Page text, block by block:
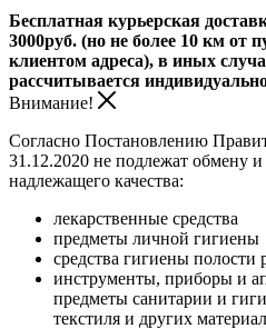
Бесплатная курьерская
3000руб. (но не более 10 км от
клиентом адреса), в иных
рассчитывается
Внимание!
Согласно Постановлению
31.12.2020 не подлежат обмену
надлежащего качества:
лекарственные средства
предметы личной гигиены
средства гигиены полости
инструменты, приборы и
предметы санитарии и
текстиля и других